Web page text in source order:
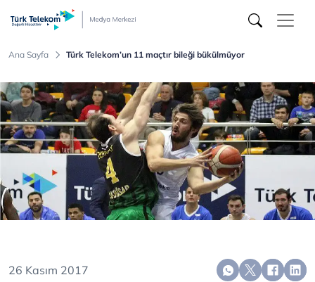
Telekom
Medya
Ana Sayfa Türk Telekom’un 11 maçtır bileği bükülmüyor
26 Kasım 2017